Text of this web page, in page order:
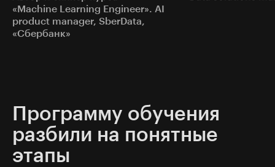
«Machine Learning Engineer». AI
product manager, SberData,
«Сбербанк»
Программу обучения
разбили на понятные
этапы